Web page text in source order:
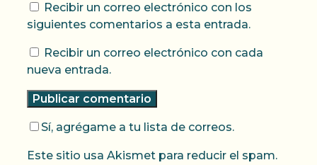
Recibir un correo electrónico con los
siguientes comentarios a esta entrada.
Recibir un correo electrónico con cada
nueva entrada.
Sí, agrégame a tu lista de correos.
Este sitio usa Akismet para reducir el spam.